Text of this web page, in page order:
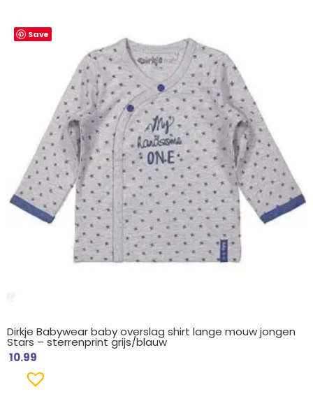
Save
Dirkje Babywear baby overslag shirt lange mouw jongen
Stars – sterrenprint grijs/blauw
10.99